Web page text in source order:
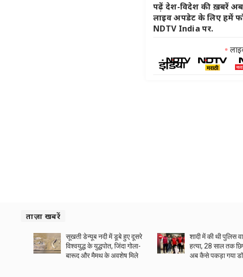
पढ़ें देश-विदेश की ख़बरें अब
लाइव अपडेट के लिए हमें
NDTV India पर.
ताज़ा खबरें
सूखती डेन्यूब नदी में डूबे हुए दूसरे
विश्वयुद्ध के युद्धपोत, जिंदा गोला-
बारूद और मैमथ के अवशेष मिले
शादी में की थी पुलिस
हत्या, 28 साल तक
अब कैसे पकड़ा गया